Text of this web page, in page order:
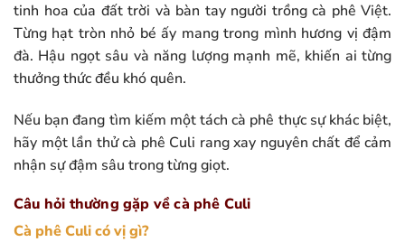
tinh hoa của đất trời và bàn tay người trồng cà phê Việt.
Từng hạt tròn nhỏ bé ấy mang trong mình hương vị đậm
đà. Hậu ngọt sâu và năng lượng mạnh mẽ, khiến ai từng
thưởng thức đều khó quên.
Nếu bạn đang tìm kiếm một tách cà phê thực sự khác biệt,
hãy một lần thử cà phê Culi rang xay nguyên chất để cảm
nhận sự đậm sâu trong từng giọt.
Câu hỏi thường gặp về cà phê Culi
Cà phê Culi có vị gì?